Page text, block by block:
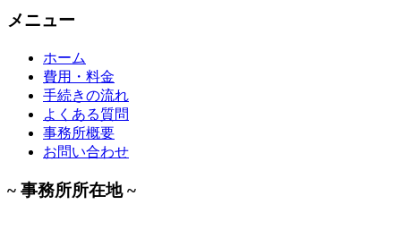
メニュー
ホーム
費用・料金
手続きの流れ
よくある質問
事務所概要
お問い合わせ
~ 事務所所在地 ~